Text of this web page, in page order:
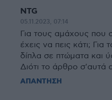
NTG
05.11.2023, 07:14
Για τους αμάχους που
έχεις να πεις κάτι; Για
δίπλα σε πτώματα και
Διότι το άρθρο σ'αυτά
ΑΠΑΝΤΗΣΗ